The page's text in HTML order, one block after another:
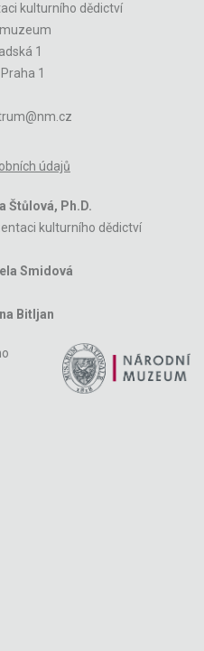
kulturního dědictví
1
1
údajů
Štůlová, Ph.D.
kulturního dědictví
Smidová
Bitljan